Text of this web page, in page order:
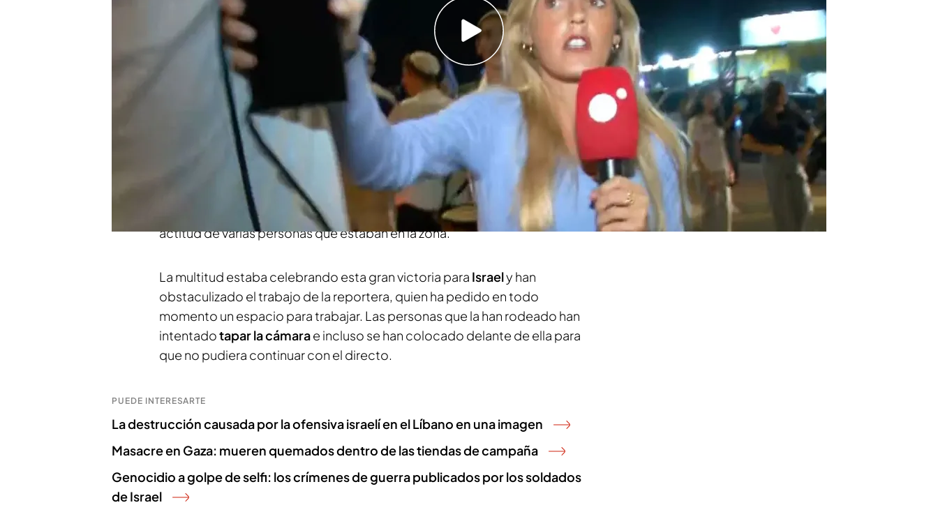
Israel mata a su enemigo más buscado, al líder militar de Hamás e
ideólogo de los atentados del 7-O: Yahya Sinwar
Israel mata al nuevo líder de Hamas, Yajia Sinwar,tras disparar con un
tanque. Al descubrir el cuerpo entre los escombros, han difundido las
fotos de él como un trofeo. Nuestrareportera Laura de Chiclana ha
intentado hacer un directo desde la zona pero ha sido imposible ante la
actitud de varias personas que estaban en la zona.
La multitud estaba celebrando esta gran victoria para Israely han
obstaculizado el trabajo de la reportera, quien ha pedido en todo
momento un espacio para trabajar. Las personas que la han rodeado han
intentadotapar la cámarae incluso se han colocado delante de ella para
que no pudiera continuar con el directo.
PUEDE INTERESARTE
La destrucción causada por la ofensiva israelí en el Líbano en una imagen
Masacre en Gaza: mueren quemados dentro de las tiendas de campaña
Genocidio a golpe de selfi: los crímenes de guerra publicados por los soldados
de Israel